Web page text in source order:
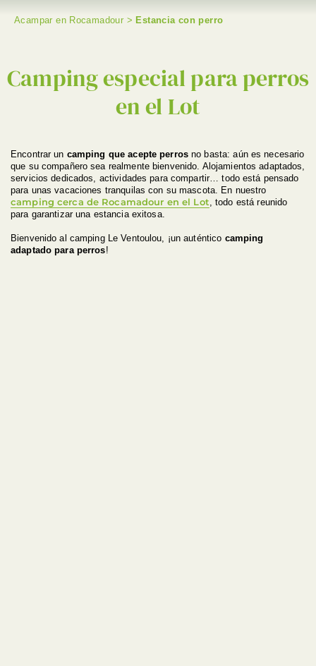
Acampar en Rocamadour > Estancia con perro
Camping especial para perros
en el Lot
Encontrar un camping que acepte perrosno basta: aún es necesario
que su compañero sea realmente bienvenido. Alojamientos adaptados,
servicios dedicados, actividades para compartir… todo está pensado
para unas vacaciones tranquilas con su mascota. En nuestro
camping cerca de Rocamadour en el Lot , todo está reunido
para garantizar una estancia exitosa.
Bienvenido al camping Le Ventoulou, ¡un auténtico camping
adaptado para perros!